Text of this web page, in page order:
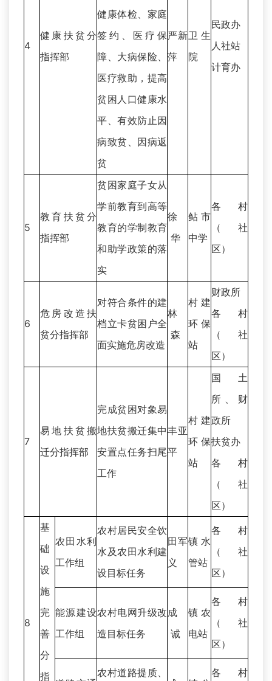
4
健康扶贫分
指挥部
健康体检、家庭
签约、医疗保
障、大病保险、
医疗救助，提高
贫困人口健康水
平、有效防止因
病致贫、因病返
贫
严新
萍
卫生
院
民政办
人社站
计育办
5
教育扶贫分
指挥部
贫困家庭子女从
学前教育到高等
教育的学制教育
和助学政策的落
实
徐
华
鲇市
中学
各村
（社
区）
6
危房改造扶
贫分指挥部
对符合条件的建
档立卡贫困户全
面实施危房改造
林
森
村建
环保
站
财政所
各村
（社
区）
7
易地扶贫搬
迁分指挥部
完成贫困对象易
地扶贫搬迁集中
安置点任务扫尾
工作
丰亚
平
村建
环保
站
国土
所、财
政所
扶贫办
各村
（社
区）
8
基
础
设
施
完
善
分
指
农田水利
工作组
农村居民安全饮
水及农田水利建
设目标任务
田军
义
镇水
管站
各村
（社
区）
能源建设
工作组
农村电网升级改
造目标任务
成
诚
镇农
电站
各村
（社
区）
农村道路提质、
各村